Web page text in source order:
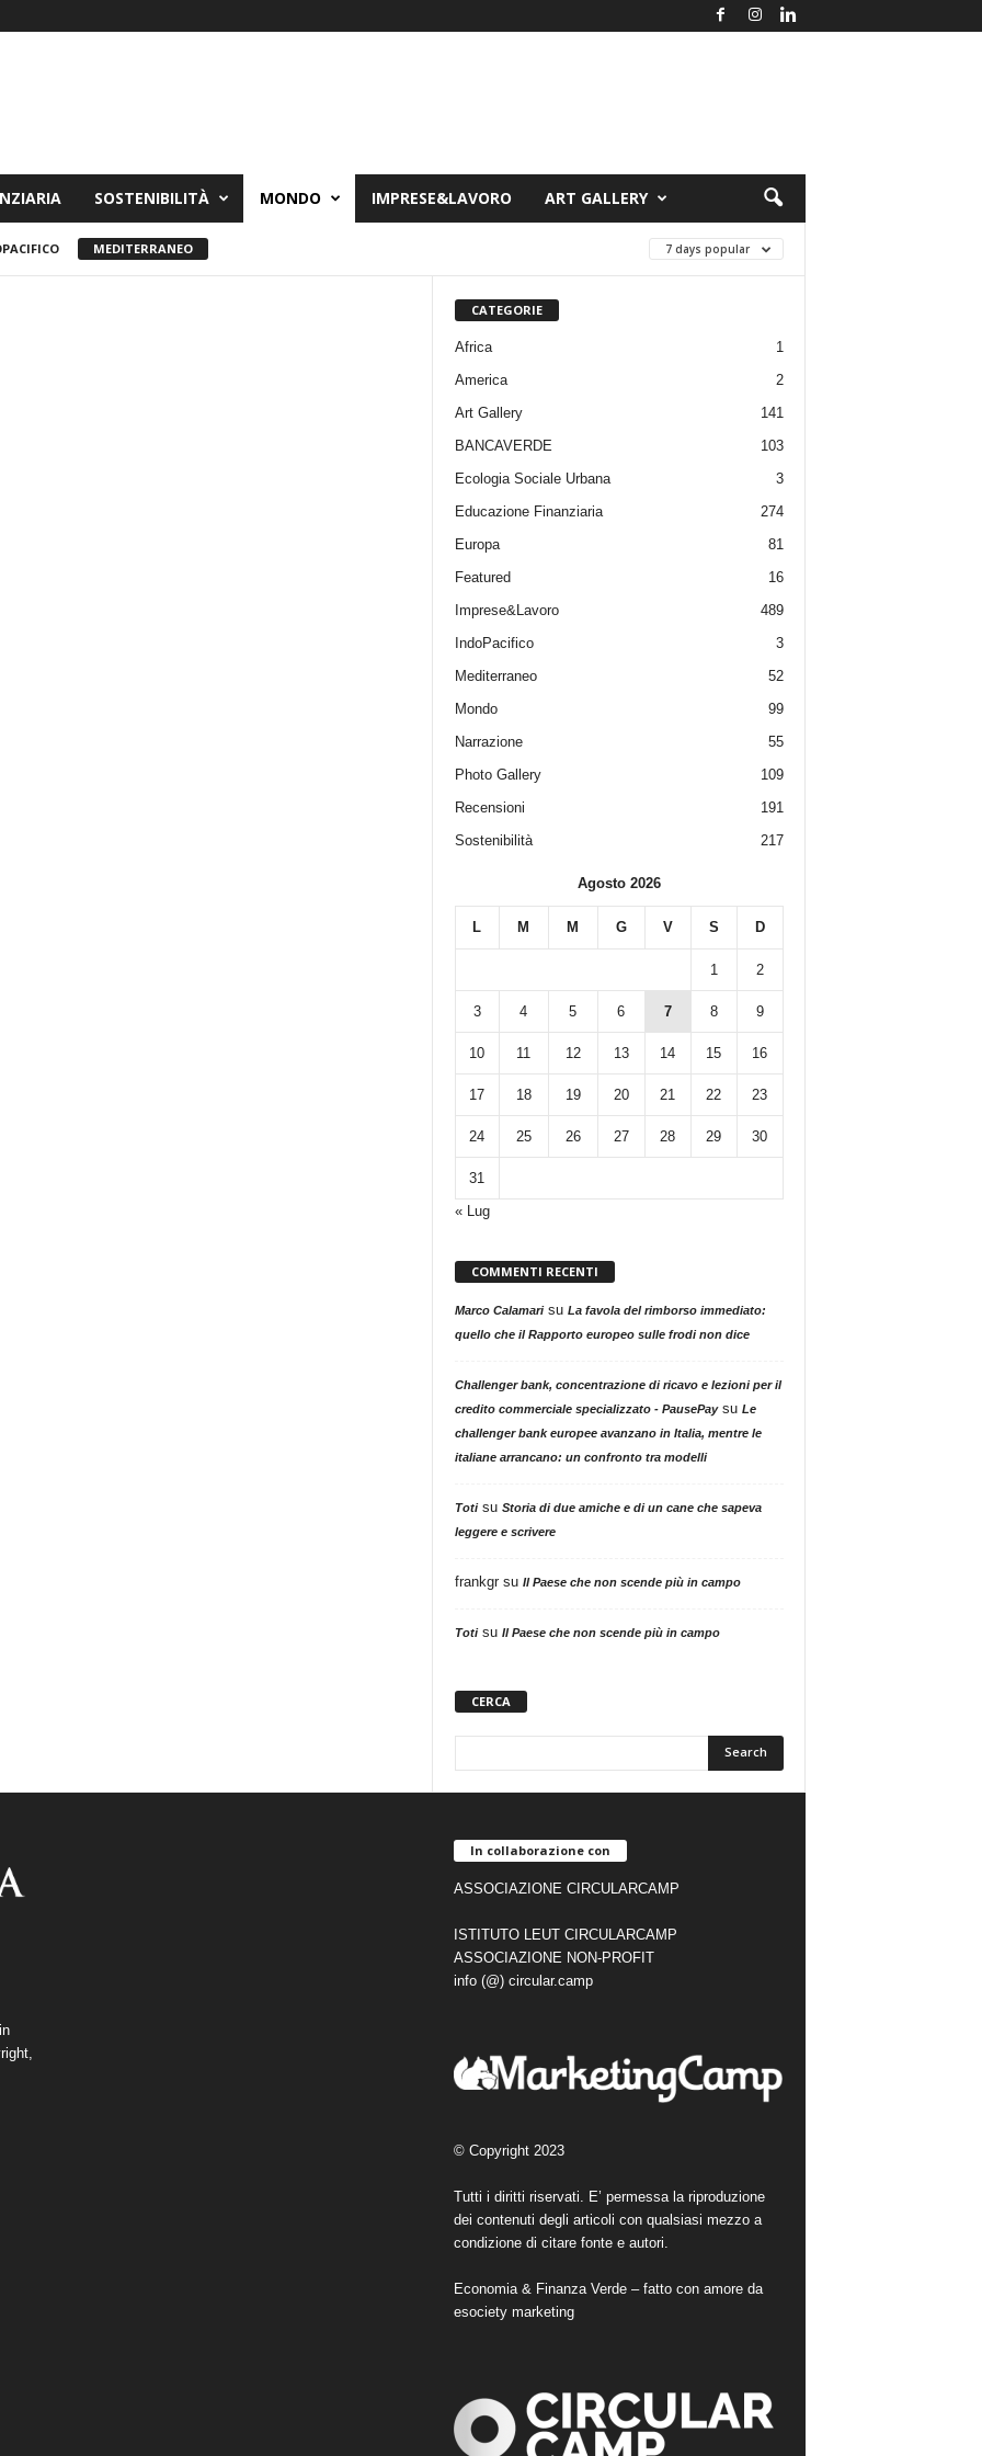
SOSTENIBILITÀ MONDO IMPRESE&LAVORO ART GALLERY
MEDITERRANEO 7 days popular
CATEGORIE
Africa
1
America
2
Art Gallery
141
BANCAVERDE
103
Ecologia Sociale Urbana
3
Educazione Finanziaria
274
Europa
81
Featured
16
Imprese&Lavoro
489
IndoPacifico
3
Mediterraneo
52
Mondo
99
Narrazione
55
Photo Gallery
109
Recensioni
191
Sostenibilità
217
Agosto 2026
L M M G V S D
1 2
3 4 5 6 7 8 9
10 11 12 13 14 15 16
17 18 19 20 21 22 23
24 25 26 27 28 29 30
31
« Lug
COMMENTI RECENTI
Marco Calamarisu La favola del rimborso immediato:
quello che il Rapporto europeo sulle frodi non dice
Challenger bank, concentrazione di ricavo e lezioni per il
credito commerciale specializzato - PausePaysu Le
challenger bank europee avanzano in Italia, mentre le
italiane arrancano: un confronto tra modelli
Totisu Storia di due amiche e di un cane che sapeva
leggere e scrivere
frankgrsu Il Paese che non scende più in campo
Totisu Il Paese che non scende più in campo
CERCA
In collaborazione con
ASSOCIAZIONE CIRCULARCAMP
ISTITUTO LEUT CIRCULARCAMP
ASSOCIAZIONE NON-PROFIT
info (@) circular.camp
© Copyright 2023
Tutti i diritti riservati. E’ permessa la riproduzione
dei contenuti degli articoli con qualsiasi mezzo a
condizione di citare fonte e autori.
Economia & Finanza Verde – fatto con amore da
esociety marketing